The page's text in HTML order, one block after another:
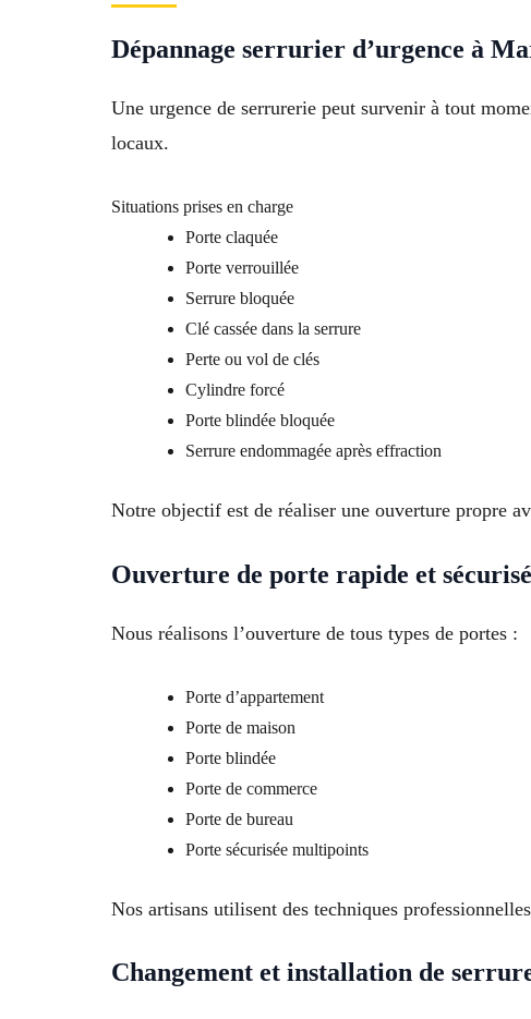
Dépannage serrurier d’urgence à
Une urgence de serrurerie peut survenir à tout
locaux.
Situations prises en charge
Porte claquée
Porte verrouillée
Serrure bloquée
Clé cassée dans la serrure
Perte ou vol de clés
Cylindre forcé
Porte blindée bloquée
Serrure endommagée après effraction
Notre objectif est de réaliser une ouverture propre
Ouverture de porte rapide et
Nous réalisons l’ouverture de tous types de portes :
Porte d’appartement
Porte de maison
Porte blindée
Porte de commerce
Porte de bureau
Porte sécurisée multipoints
Nos artisans utilisent des techniques
Changement et installation de